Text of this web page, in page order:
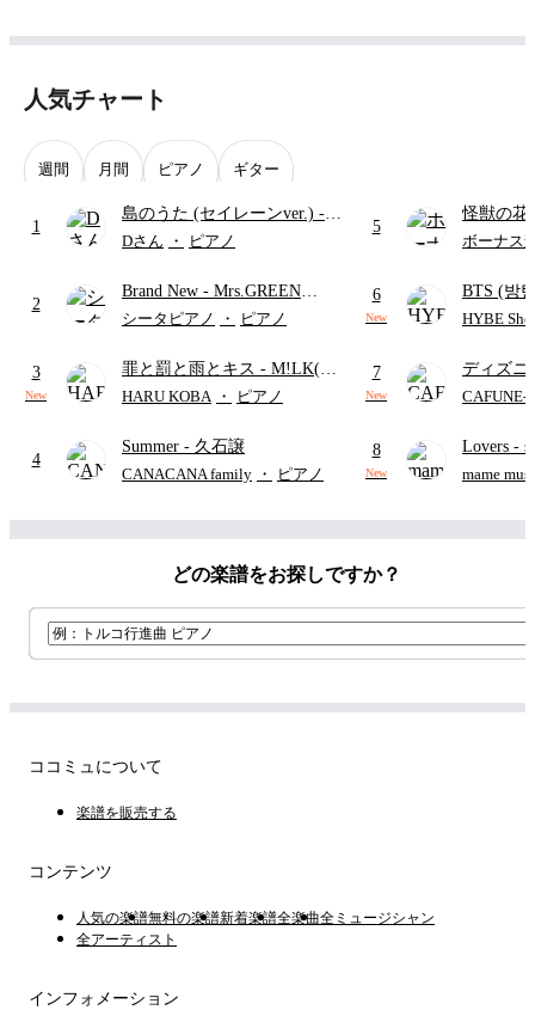
人気チャート
週間 月間 ピアノ ギター
1
島のうた (セイレーンver.) -
セイレーン(CV.鈴木みのり)
ード・ペダル付き/『映画ちい
かわ 人魚の島のひみつ』よ
Dさん ・ ピアノ
2
Brand New - Mrs.GREEN
APPLE
シータピアノ ・ ピアノ
3
New
罪と罰と雨とキス - M!LK(佐
野勇斗&吉田仁人)
HARU KOBA ・ ピアノ
4
Summer - 久石譲
CANACANA family ・ ピアノ
5
怪獣の
ードパー
ボーナス
6
New
BTS (방
HYBE
7
New
ディズ
レー-
ード有)
CAFUNE-
8
New
Lovers -
ト)
mame
どの楽譜をお探しですか？
ココミュについて
楽譜を販売する
コンテンツ
人気の楽譜無料の楽譜新着楽譜全楽曲全ミュージシャン
全アーティスト
インフォメーション